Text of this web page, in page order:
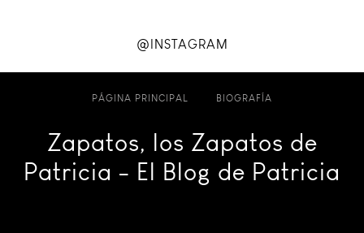
@INSTAGRAM
PÁGINA PRINCIPAL BIOGRAFÍA
Zapatos, los Zapatos de
Patricia - El Blog de Patricia